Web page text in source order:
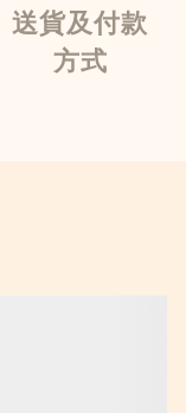
送貨及付款
方式